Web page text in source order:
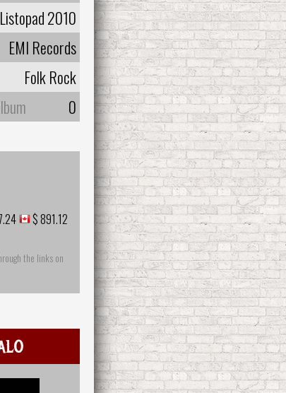
2010
EMI Records
Folk Rock
0
$ 891.12
the links on